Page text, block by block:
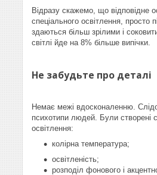
Відразу скажемо, що відповідне
спеціального освітлення,
здаються більш зрілими і
світлі йде на 8% більше випічки.
Не забудьте про деталі
Немає межі вдосконаленню.
психотипи людей. Були створені
освітлення:
колірна температура;
освітленість;
розподіл фонового і